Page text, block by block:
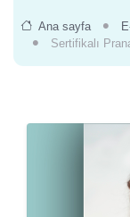
Ana sayfa
Sertifikalı